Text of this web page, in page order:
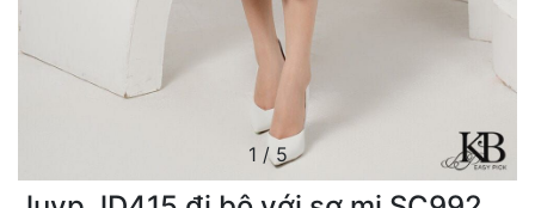
1 / 5